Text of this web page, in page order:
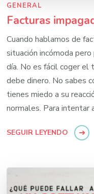
GENERAL
Facturas
Cuando hablamos de
situación incómoda
día. No es fácil coger el
debe dinero. No sabes
tienes miedo a su
normales. Para intentar
SEGUIR LEYENDO